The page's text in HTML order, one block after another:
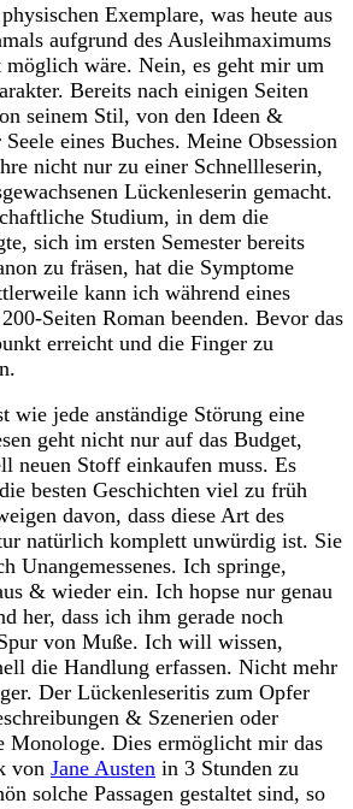
Exemplare, was heute aus
aufgrund des Ausleihmaximums
wäre. Nein, es geht mir um
Bereits nach einigen Seiten
seinem Stil, von den Ideen &
eines Buches. Meine Obsession
nicht nur zu einer Schnellleserin,
Lückenleserin gemacht.
Studium, in dem die
sich im ersten Semester bereits
zu fräsen, hat die Symptome
kann ich während eines
Seiten Roman beenden. Bevor das
erreicht und die Finger zu
wie jede anständige Störung eine
geht nicht nur auf das Budget,
neuen Stoff einkaufen muss. Es
besten Geschichten viel zu früh
davon, dass diese Art des
natürlich komplett unwürdig ist. Sie
Unangemessenes. Ich springe,
& wieder ein. Ich hopse nur genau
her, dass ich ihm gerade noch
von Muße. Ich will wissen,
die Handlung erfassen. Nicht mehr
Der Lückenleseritis zum Opfer
& Szenerien oder
Monologe. Dies ermöglicht mir das
von Jane Austen in 3 Stunden zu
solche Passagen gestaltet sind, so